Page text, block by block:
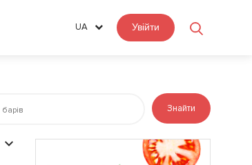
UA Увійти
Знайти